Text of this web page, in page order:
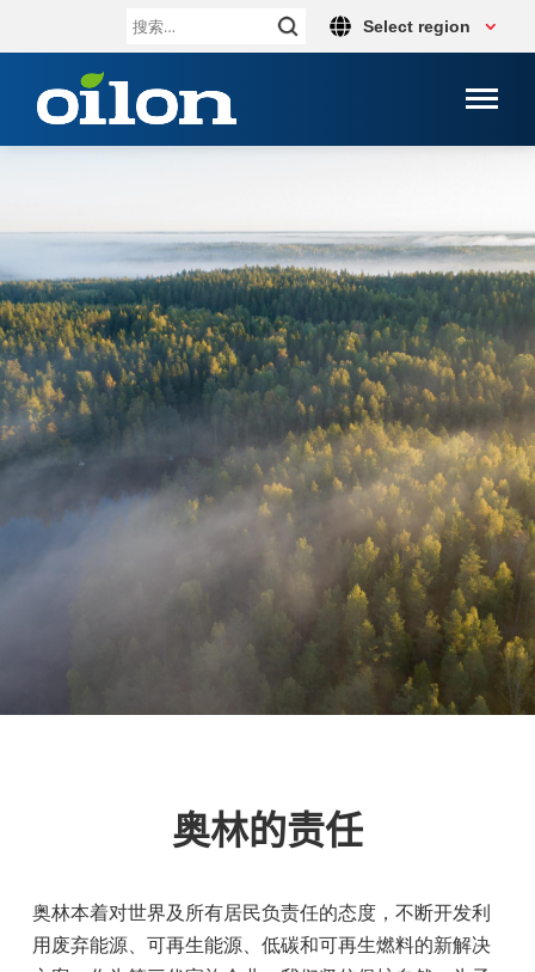
搜
Select region
奥林的责任
奥林本着对世界及所有居民负责任的态度，不断开发利
用废弃能源、可再生能源、低碳和可再生燃料的新解决